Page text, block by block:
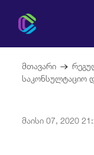
კომისია
მთავარი
საკონსულტაციო
მაისი 07, 2020